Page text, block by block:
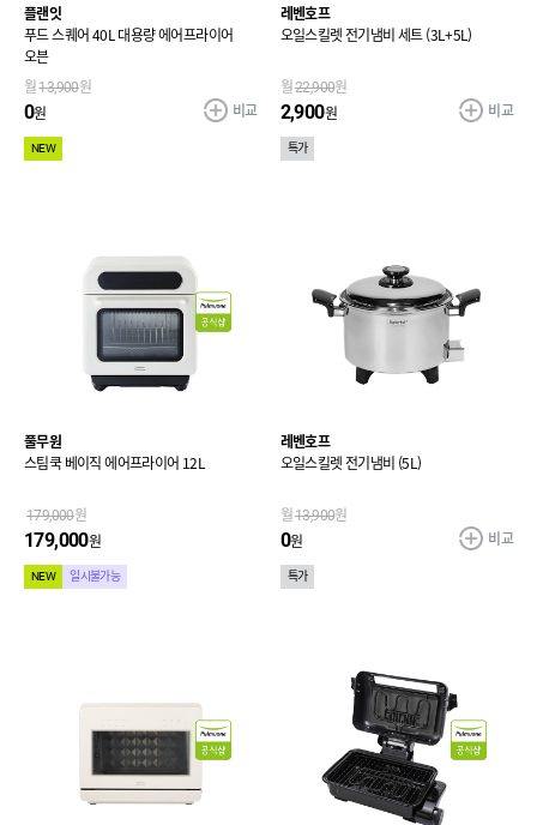
플랜잇
푸드 스퀘어 40L 대용량 에어프라이어
오븐
월13,900원
0원
NEW
비교
레벤호프
오일스킬렛 전기냄비 세트 (3L+5L)
월22,900원
2,900원
특가
비교
풀무원
스팀쿡 베이직 에어프라이어 12L
179,000원
179,000원
NEW 일시불가능
레벤호프
오일스킬렛 전기냄비 (5L)
월13,900원
0원
특가
비교